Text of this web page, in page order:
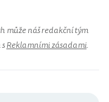
může náš redakční tým
Reklamními zásadami.